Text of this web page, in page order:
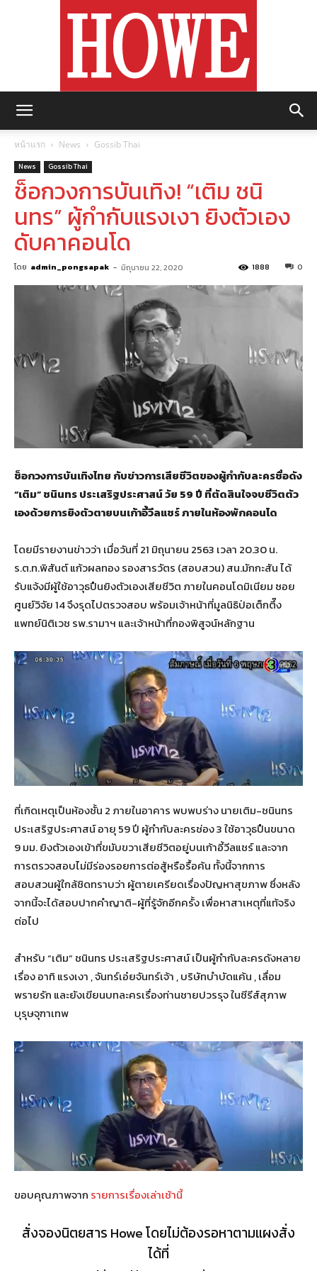
หน้าแรก News Gossib Thai
News Gossib Thai
ช็อกวงการบันเทิง! “เติม ชนิ
นทร” ผู้กำกับแรงเงา ยิงตัวเอง
ดับคาคอนโด
โดย admin_pongsapak - มิถุนายน 22, 2020 0
1888
ช็อกวงการบันเทิงไทย กับข่าวการเสียชีวิตของผู้กำกับละครชื่อดัง
“เติม” ชนินทร ประเสริฐประศาสน์วัย 59 ปี ที่ตัดสินใจจบชีวิตตัว
เองด้วยการยิงตัวตายบนเก้าอี้วีลแชร์ ภายในห้องพักคอนโด
โดยมีรายงานข่าวว่า เมื่อวันที่ 21 มิถุนายน 2563 เวลา 20.30 น.
ร.ต.ท.พิสันต์ แก้วผลทอง รองสารวัตร (สอบสวน) สน.มักกะสัน ได้
รับแจ้งมีผู้ใช้อาวุธปืนยิงตัวเองเสียชีวิต ภายในคอนโดมิเนียม ซอย
ศูนย์วิจัย 14 จึงรุดไปตรวจสอบ พร้อมเจ้าหน้าที่มูลนิธิป่อเต็กตึ๊ง
แพทย์นิติเวช รพ.รามาฯ และเจ้าหน้าที่กองพิสูจน์หลักฐาน
ที่เกิดเหตุเป็นห้องชั้น 2 ภายในอาคาร พบพบร่าง นายเติม-ชนินทร
ประเสริฐประศาสน์ อายุ 59 ปี ผู้กำกับละครช่อง 3 ใช้อาวุธปืนขนาด
9 มม. ยิงตัวเองเข้าที่ขมับขวาเสียชีวิตอยู่บนเก้าอี้วีลแชร์ และจาก
การตรวจสอบไม่มีร่องรอยการต่อสู้หรือรื้อค้น ทั้งนี้จากการ
สอบสวนผู้ใกล้ชิดทราบว่า ผู้ตายเครียดเรื่องปัญหาสุขภาพ ซึ่งหลัง
จากนี้จะได้สอบปากคำญาติ-ผู้ที่รู้จักอีกครั้ง เพื่อหาสาเหตุที่แท้จริง
ต่อไป
สำหรับ “เติม” ชนินทร ประเสริฐประศาสน์ เป็นผู้กำกับละครดังหลาย
เรื่อง อาทิ แรงเงา , จันทร์เอ๋ยจันทร์เจ้า , บริษัทบำบัดแค้น , เลื่อม
พรายรัก และยังเขียนบทละครเรื่องท่านชายปวรรุจ ในซีรีส์สุภาพ
บุรุษจุฑาเทพ
ขอบคุณภาพจาก รายการเรื่องเล่าเช้านี้
สั่งจองนิตยสาร Howe โดยไม่ต้องรอหาตามแผงสั่ง
ได้ที่